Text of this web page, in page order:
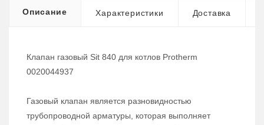
Описание Характеристики Доставка
Клапан газовый Sit 840 для котлов Protherm
0020044937
Газовый клапан является разновидностью
трубопроводной арматуры, которая выполняет